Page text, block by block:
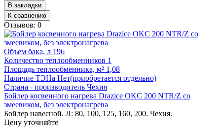
В закладки
К сравнению
Отзывов: 0
Объем бака, л 196
Количество теплообменников 1
Площадь теплообменника, м² 1,08
Наличие ТЭНа Нет(приобретается отдельно)
Страна - производитель Чехия
Бойлер косвенного нагрева Drazice OKC 200 NTR/Z со
змеевиком, без электронагрева
Бойлер навесной. Л: 80, 100, 125, 160, 200. Чехия.
Цену уточняйте